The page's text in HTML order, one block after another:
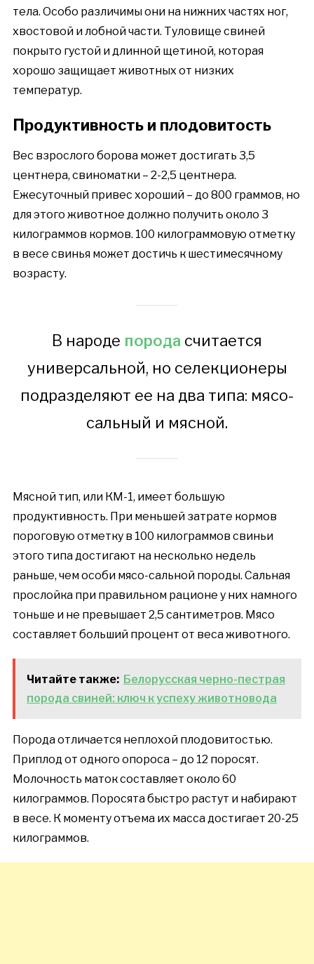
тела. Особо различимы они на нижних частях ног,
хвостовой и лобной части. Туловище свиней
покрыто густой и длинной щетиной, которая
хорошо защищает животных от низких
температур.
Продуктивность и плодовитость
Вес взрослого борова может достигать 3,5
центнера, свиноматки – 2-2,5 центнера.
Ежесуточный привес хороший – до 800 граммов, но
для этого животное должно получить около 3
килограммов кормов. 100 килограммовую отметку
в весе свинья может достичь к шестимесячному
возрасту.
В народе порода считается
универсальной, но селекционеры
подразделяют ее на два типа: мясо-
сальный и мясной.
Мясной тип, или КМ-1, имеет большую
продуктивность. При меньшей затрате кормов
пороговую отметку в 100 килограммов свиньи
этого типа достигают на несколько недель
раньше, чем особи мясо-сальной породы. Сальная
прослойка при правильном рационе у них намного
тоньше и не превышает 2,5 сантиметров. Мясо
составляет больший процент от веса животного.
Читайте также: Белорусская черно-пестрая
порода свиней: ключ к успеху животновода
Порода отличается неплохой плодовитостью.
Приплод от одного опороса – до 12 поросят.
Молочность маток составляет около 60
килограммов. Поросята быстро растут и набирают
в весе. К моменту отъема их масса достигает 20-25
килограммов.